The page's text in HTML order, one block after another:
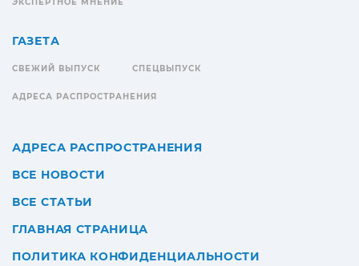
ЭКСПЕРТНОЕ МНЕНИЕ
ГАЗЕТА
СВЕЖИЙ ВЫПУСК СПЕЦВЫПУСК
АДРЕСА РАСПРОСТРАНЕНИЯ
АДРЕСА РАСПРОСТРАНЕНИЯ
ВСЕ НОВОСТИ
ВСЕ СТАТЬИ
ГЛАВНАЯ СТРАНИЦА
ПОЛИТИКА КОНФИДЕНЦИАЛЬНОСТИ